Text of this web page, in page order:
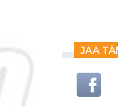
JAA